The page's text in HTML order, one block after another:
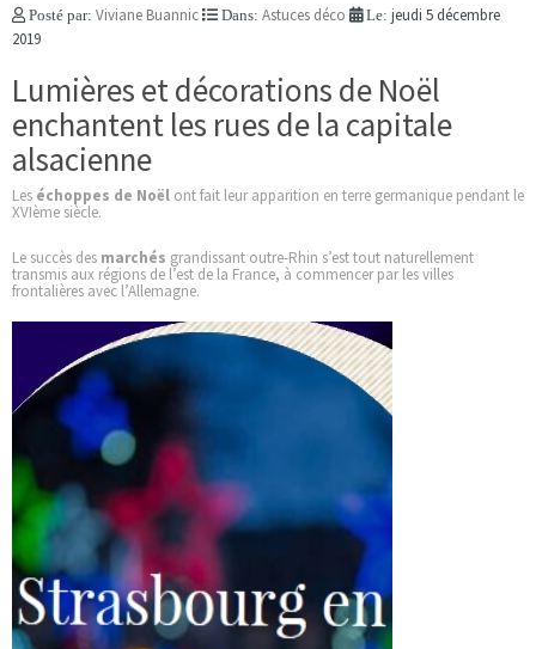
Posté par: Viviane Buannic Dans: Astuces déco Le: jeudi 5 décembre
2019
Lumières et décorations de Noël
enchantent les rues de la capitale
alsacienne
Les échoppes de Noël ont fait leur apparition en terre germanique pendant le
XVIème siècle.
Le succès des marchés grandissant outre-Rhin s’est tout naturellement
transmis aux régions de l’est de la France, à commencer par les villes
frontalières avec l’Allemagne.